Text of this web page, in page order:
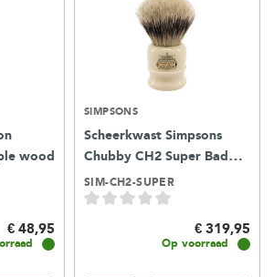
wood
€ 48,95
SIMPSONS
Scheerkwast Simpsons
Chubby CH2 Super Badger
Dashaar Ivoor
SIM-CH2-SUPER
€ 319,95
Op voorraad